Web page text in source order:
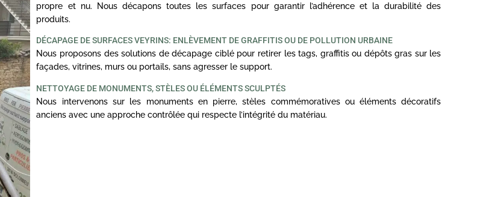
propre et nu. Nous décapons toutes les surfaces pour garantir l’adhérence et la durabilité des
produits.
DÉCAPAGE DE SURFACES VEYRINS: ENLÈVEMENT DE GRAFFITIS OU DE POLLUTION URBAINE
Nous proposons des solutions de décapage ciblé pour retirer les tags, graffitis ou dépôts gras sur les
façades, vitrines, murs ou portails, sans agresser le support.
NETTOYAGE DE MONUMENTS, STÈLES OU ÉLÉMENTS SCULPTÉS
Nous intervenons sur les monuments en pierre, stèles commémoratives ou éléments décoratifs
anciens avec une approche contrôlée qui respecte l’intégrité du matériau.